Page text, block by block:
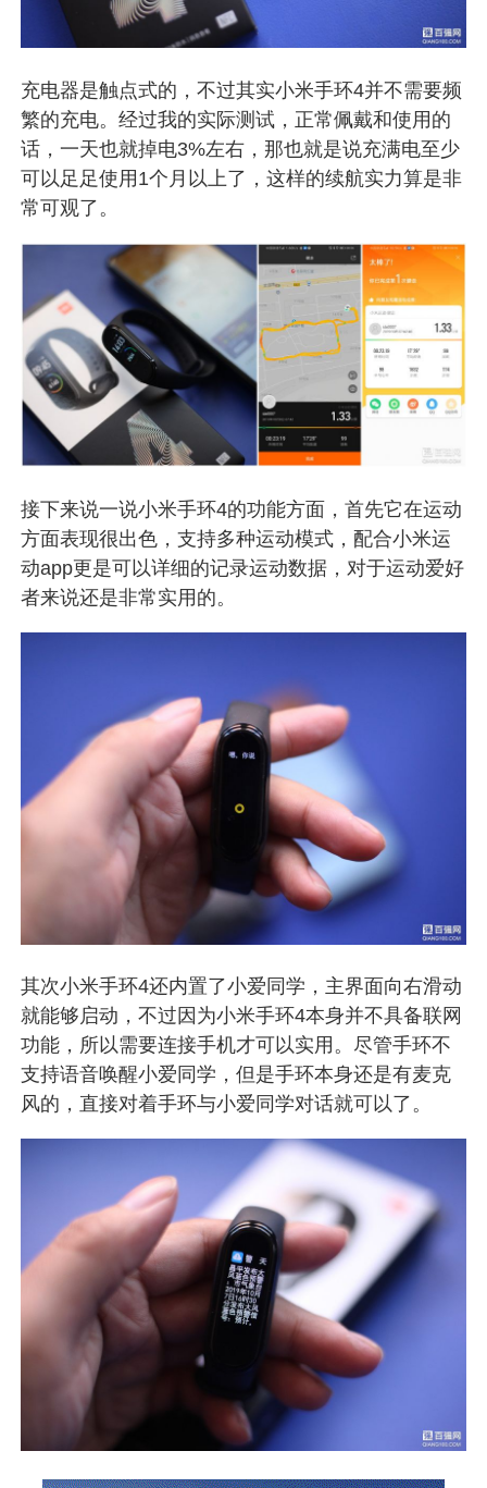
充电器是触点式的，不过其实小米手环4并不需要频
繁的充电。经过我的实际测试，正常佩戴和使用的
话，一天也就掉电3%左右，那也就是说充满电至少
可以足足使用1个月以上了，这样的续航实力算是非
常可观了。
接下来说一说小米手环4的功能方面，首先它在运动
方面表现很出色，支持多种运动模式，配合小米运
动app更是可以详细的记录运动数据，对于运动爱好
者来说还是非常实用的。
其次小米手环4还内置了小爱同学，主界面向右滑动
就能够启动，不过因为小米手环4本身并不具备联网
功能，所以需要连接手机才可以实用。尽管手环不
支持语音唤醒小爱同学，但是手环本身还是有麦克
风的，直接对着手环与小爱同学对话就可以了。